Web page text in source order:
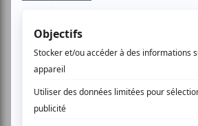
francophone en 2002 et 2004 ainsi
de Montréal en 2004, Baptiste nous
scène et une entrée en matière; une
avant-goût de choses à venir.